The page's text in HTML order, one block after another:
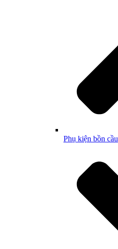
Phụ kiện bồn cầu